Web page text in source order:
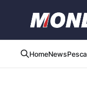
HomeNewsPesca